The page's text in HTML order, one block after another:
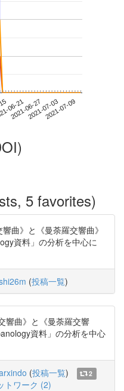
06-21
2021-06-272021-07-032021-07-09
5 favorites)
曲》と《曼荼羅交響曲》
資料」の分析を中心に
(投稿一覧)
響曲》と《曼荼羅交響
資料」の分析を中心
(投稿一覧)
2
トワーク (2)